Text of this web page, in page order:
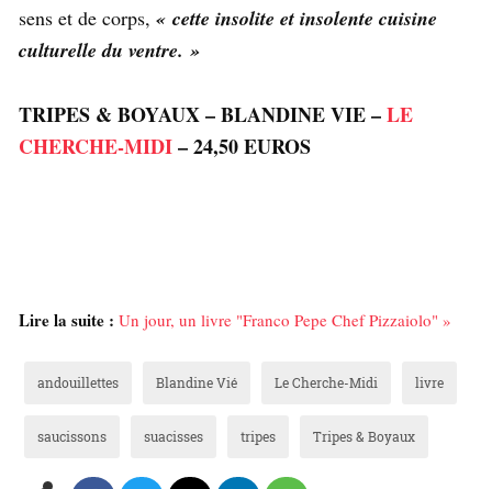
sens et de corps, « cette insolite et insolente cuisine
culturelle du ventre. »
TRIPES & BOYAUX – BLANDINE VIE –LE
CHERCHE-MIDI– 24,50 EUROS
Lire la suite : Un jour, un livre "Franco Pepe Chef Pizzaiolo" »
andouillettes Blandine Vié Le Cherche-Midi livre
saucissons suacisses tripes Tripes & Boyaux